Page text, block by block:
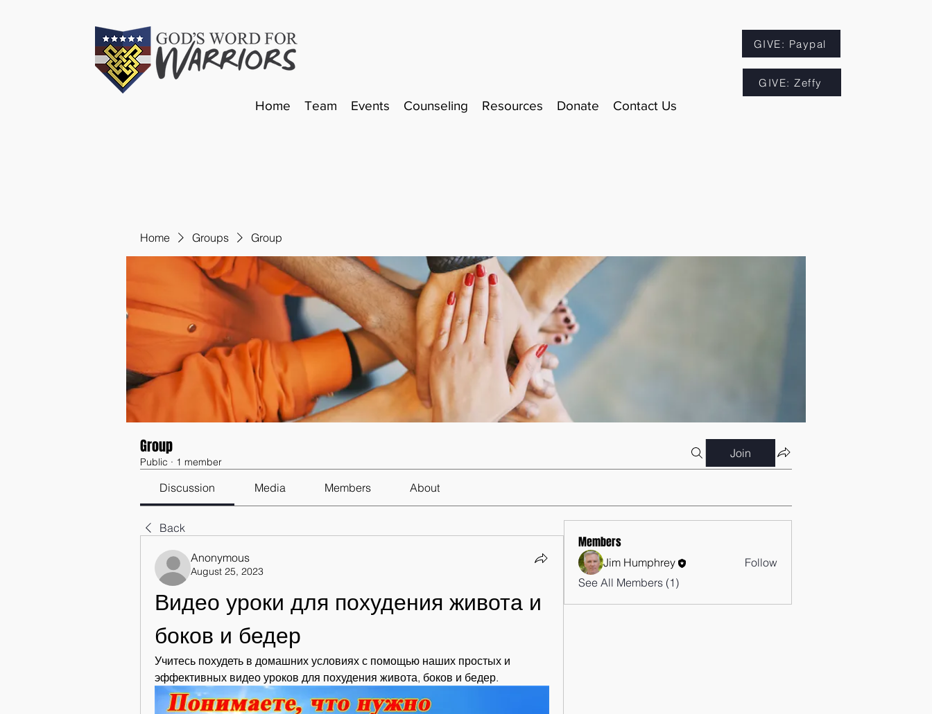
GIVE: Paypal
GIVE: Zeffy
Home Team Events Counseling Resources Donate Contact Us
Home Groups Group
Group
Public · 1 member
Join
Discussion Media Members About
Back
Anonymous
August 25, 2023
Видео уроки для похудения живота и
боков и бедер
Учитесь похудеть в домашних условиях с помощью наших простых и
эффективных видео уроков для похудения живота, боков и бедер.
Members
Jim Humphrey
Follow
See All Members (1)